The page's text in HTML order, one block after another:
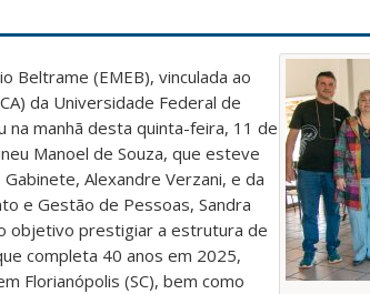
Beltrame (EMEB), vinculada ao
da Universidade Federal de
na manhã desta quinta-feira, 11 de
Manoel de Souza, que esteve
Alexandre Verzani, e da
e Gestão de Pessoas, Sandra
objetivo prestigiar a estrutura de
completa 40 anos em 2025,
Florianópolis (SC), bem como